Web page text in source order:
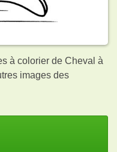
à colorier de Cheval à
images des